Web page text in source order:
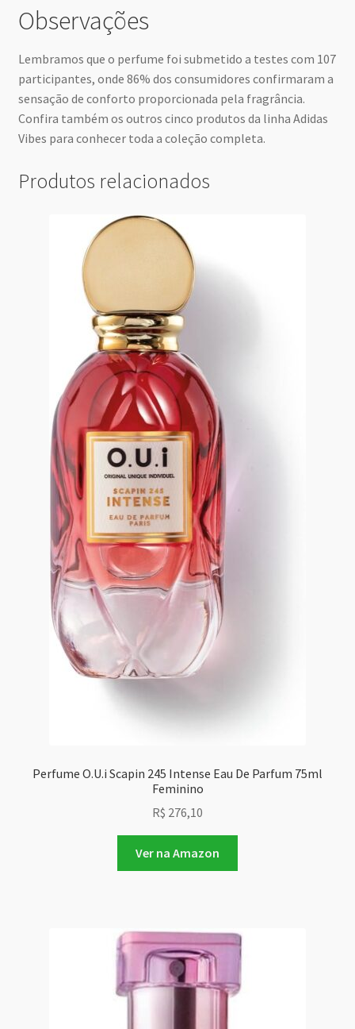
Observações
Lembramos que o perfume foi submetido a testes com 107
participantes, onde 86% dos consumidores confirmaram a
sensação de conforto proporcionada pela fragrância.
Confira também os outros cinco produtos da linha Adidas
Vibes para conhecer toda a coleção completa.
Produtos relacionados
Perfume O.U.i Scapin 245 Intense Eau De Parfum 75ml
Feminino
R$ 276,10
Ver na Amazon